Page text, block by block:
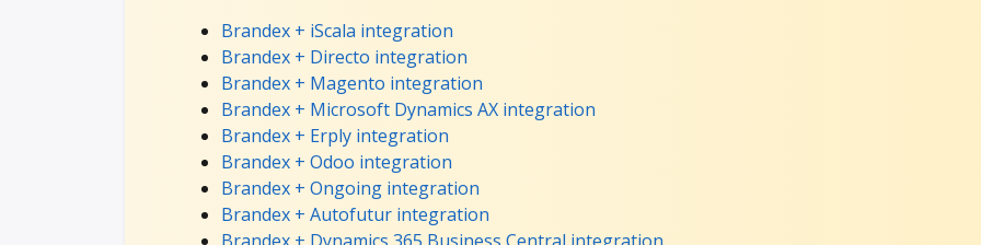
Brandex + iScala integration
Brandex + Directo integration
Brandex + Magento integration
Brandex + Microsoft Dynamics AX integration
Brandex + Erply integration
Brandex + Odoo integration
Brandex + Ongoing integration
Brandex + Autofutur integration